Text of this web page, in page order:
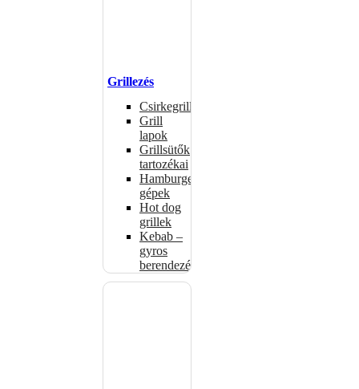
Grillezés
Csirkegrillek
Grill
lapok
Grillsütők
tartozékai
Hamburgerformázó
gépek
Hot dog
grillek
Kebab –
gyros
berendezés